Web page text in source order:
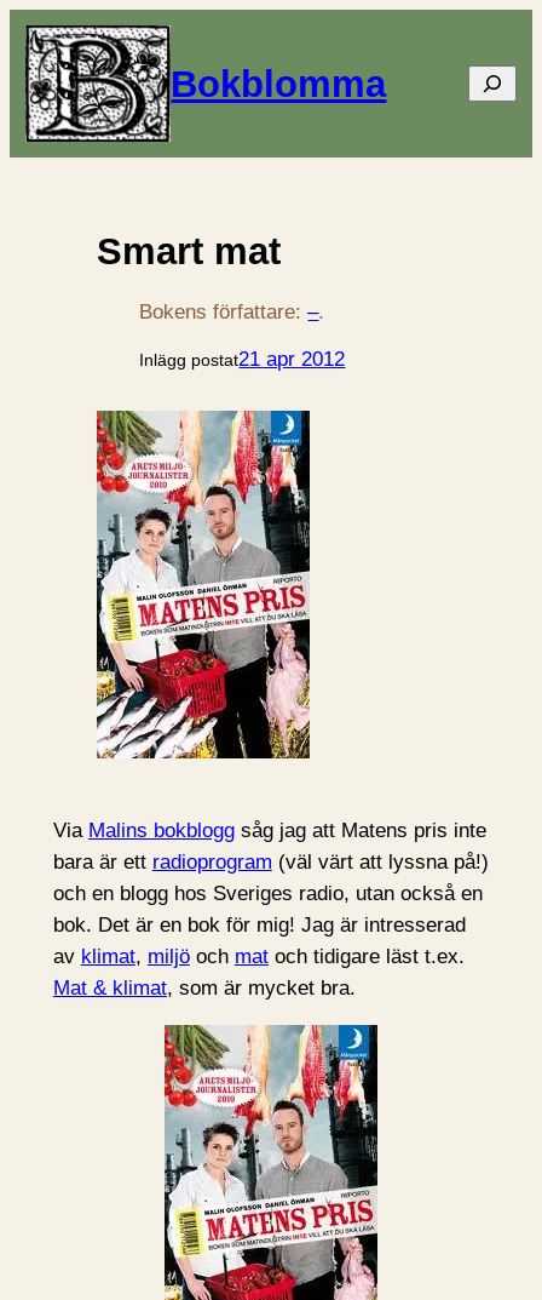
Bokblomma Sök
Smart mat
Bokens författare:–.
Inlägg postat21 apr 2012
Via Malins bokbloggsåg jag att Matens pris inte
bara är ett radioprogram (väl värt att lyssna på!)
och en blogg hos Sveriges radio, utan också en
bok. Det är en bok för mig! Jag är intresserad
av klimat, miljöoch matoch tidigare läst t.ex.
Mat & klimat, som är mycket bra.